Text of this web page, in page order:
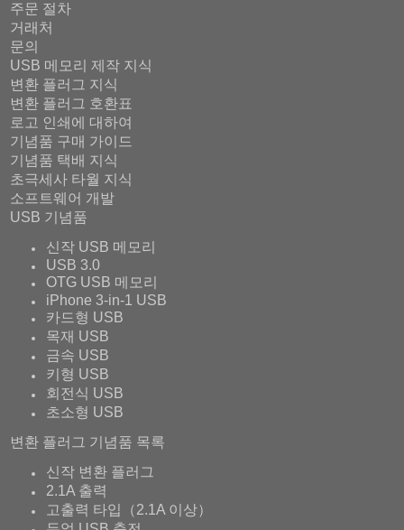
주문 절차
거래처
문의
USB 메모리 제작 지식
변환 플러그 지식
변환 플러그 호환표
로고 인쇄에 대하여
기념품 구매 가이드
기념품 택배 지식
초극세사 타월 지식
소프트웨어 개발
USB 기념품
신작 USB 메모리
USB 3.0
OTG USB 메모리
iPhone 3-in-1 USB
카드형 USB
목재 USB
금속 USB
키형 USB
회전식 USB
초소형 USB
변환 플러그 기념품 목록
신작 변환 플러그
2.1A 출력
고출력 타입（2.1A 이상）